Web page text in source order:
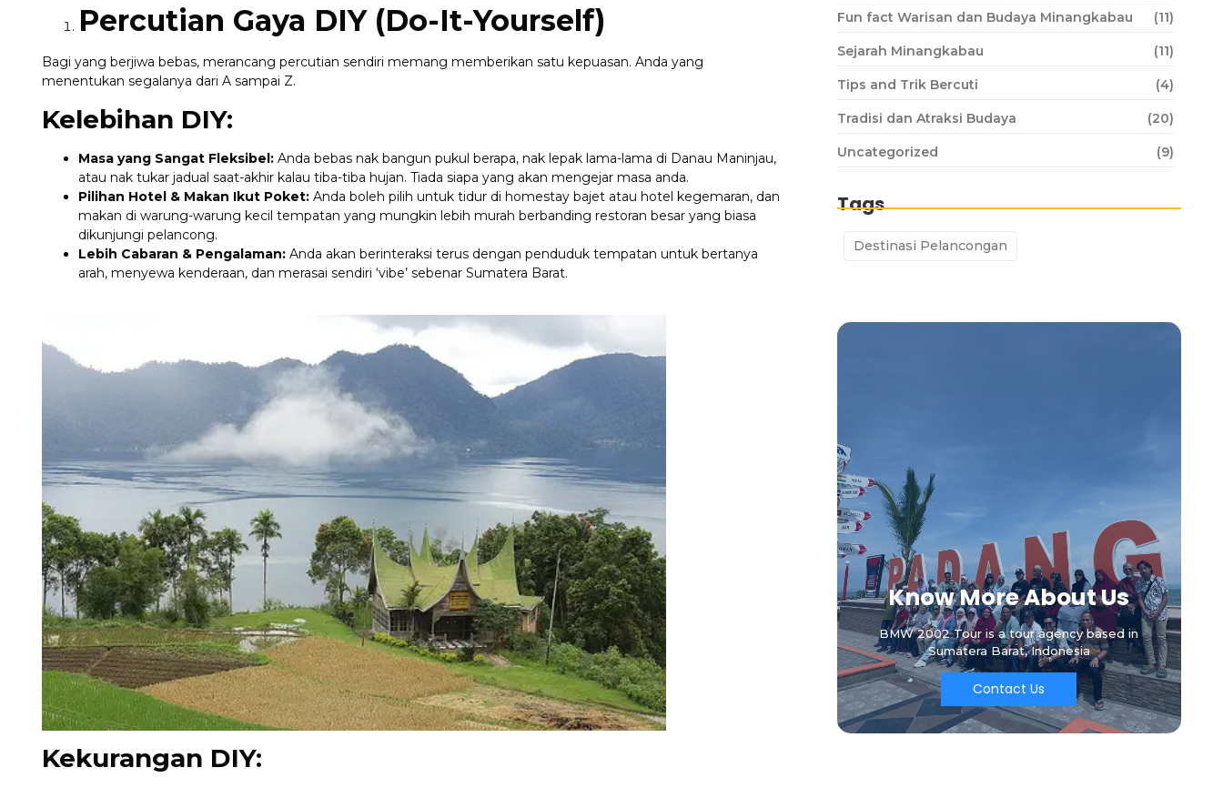
Percutian Gaya DIY (Do-It-Yourself)
Bagi yang berjiwa bebas, merancang percutian sendiri memang memberikan satu kepuasan. Anda yang
menentukan segalanya dari A sampai Z.
Kelebihan DIY:
Masa yang Sangat Fleksibel: Anda bebas nak bangun pukul berapa, nak lepak lama-lama di Danau Maninjau,
atau nak tukar jadual saat-akhir kalau tiba-tiba hujan. Tiada siapa yang akan mengejar masa anda.
Pilihan Hotel & Makan Ikut Poket: Anda boleh pilih untuk tidur di homestay bajet atau hotel kegemaran, dan
makan di warung-warung kecil tempatan yang mungkin lebih murah berbanding restoran besar yang biasa
dikunjungi pelancong.
Lebih Cabaran & Pengalaman: Anda akan berinteraksi terus dengan penduduk tempatan untuk bertanya
arah, menyewa kenderaan, dan merasai sendiri ‘vibe’ sebenar Sumatera Barat.
Kekurangan DIY:
Fun fact Warisan dan Budaya Minangkabau (11)
Sejarah Minangkabau (11)
Tips and Trik Bercuti (4)
Tradisi dan Atraksi Budaya (20)
Uncategorized (9)
Tags
Destinasi Pelancongan
Know More About Us
BMW 2002 Tour is a tour agency based in
Sumatera Barat, Indonesia
Contact Us